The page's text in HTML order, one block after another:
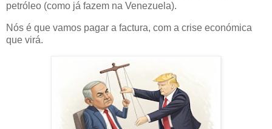
petróleo (como já fazem na Venezuela).
Nós é que vamos pagar a factura, com a crise económica
que virá.